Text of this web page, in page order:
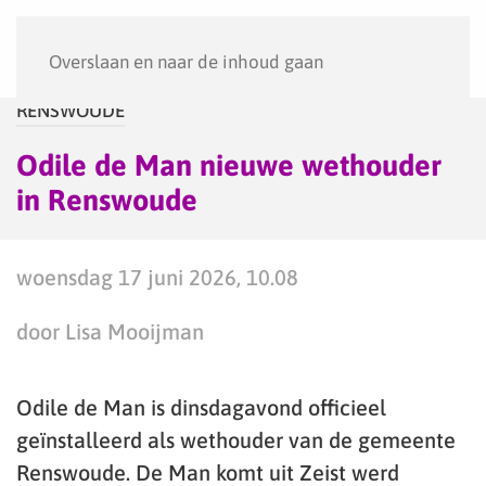
Overslaan en naar de inhoud gaan
RENSWOUDE
Odile de Man nieuwe wethouder
in Renswoude
woensdag 17 juni 2026, 10.08
door Lisa Mooijman
Odile de Man is dinsdagavond officieel
geïnstalleerd als wethouder van de gemeente
Renswoude. De Man komt uit Zeist werd